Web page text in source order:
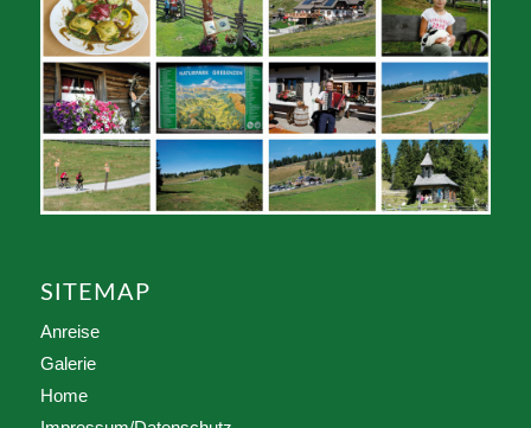
SITEMAP
Anreise
Galerie
Home